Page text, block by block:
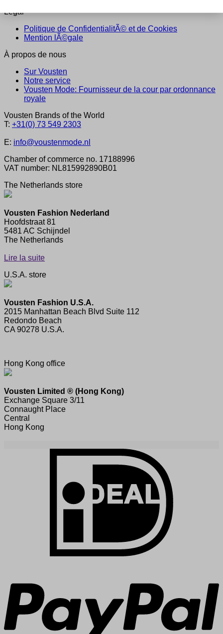
Légal
Politique de ConfidentialitÃ© et de Cookies
Mention lÃ©gale
À propos de nous
Sur Vousten
Notre service
Vousten Mode: Fournisseur de la cour par ordonnance
royale
Vousten Brands of the World
T: +31(0) 73 549 2303
E: info@voustenmode.nl
Chamber of commerce no. 17188996
VAT number: NL815992890B01
The Netherlands store
Vousten Fashion Nederland
Hoofdstraat 81
5481 AC Schijndel
The Netherlands
Lire la suite
U.S.A. store
Vousten Fashion U.S.A.
2015 Manhattan Beach Blvd Suite 112
Redondo Beach
CA 90278 U.S.A.
Hong Kong office
Vousten Limited ® (Hong Kong)
Exchange Square 3/11
Connaught Place
Central
Hong Kong